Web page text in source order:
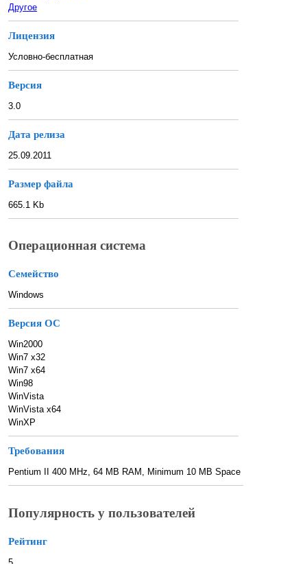
Другое
Лицензия
Условно-бесплатная
Версия
3.0
Дата релиза
25.09.2011
Размер файла
665.1 Kb
Операционная система
Семейство
Windows
Версия ОС
Win2000
Win7 x32
Win7 x64
Win98
WinVista
WinVista x64
WinXP
Требования
Pentium II 400 MHz, 64 MB RAM, Minimum 10 MB Space
Популярность у пользователей
Рейтинг